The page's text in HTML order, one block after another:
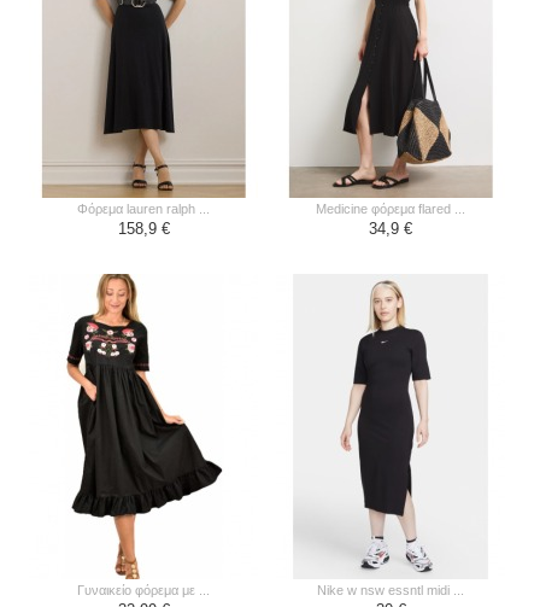
φόρεμα lauren ralph ...
158,9 €
medicine φόρεμα flared ...
34,9 €
γυναικείο φόρεμα με ... nike w nsw essntl midi ...